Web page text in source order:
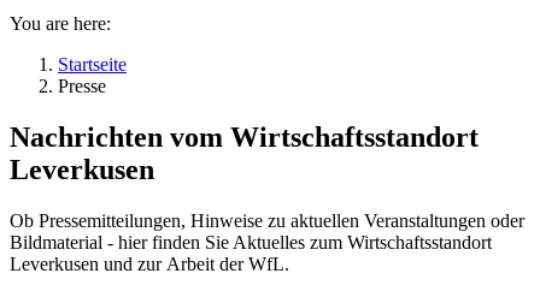
You are here:
Startseite
Presse
Nachrichten vom Wirtschaftsstandort
Leverkusen
Ob Pressemitteilungen, Hinweise zu aktuellen Veranstaltungen oder
Bildmaterial - hier finden Sie Aktuelles zum Wirtschaftsstandort
Leverkusen und zur Arbeit der WfL.